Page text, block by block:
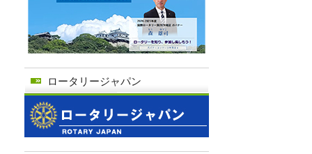
ロータリージャパン